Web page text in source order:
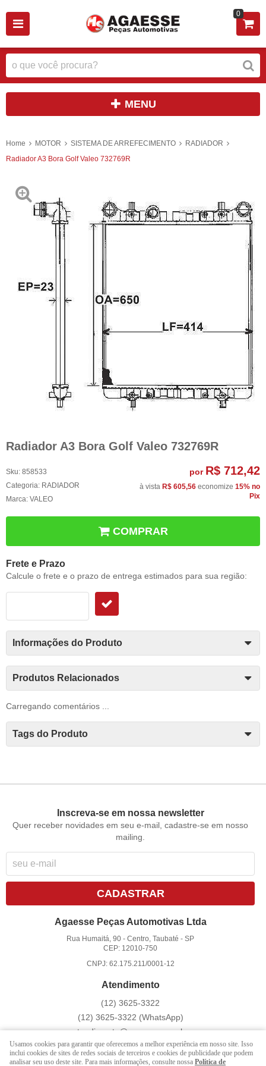
0
MENU
Home MOTOR SISTEMA DE ARREFECIMENTO
RADIADOR
Radiador A3 Bora Golf Valeo 732769R
Radiador A3 Bora Golf Valeo 732769R
Sku: 858533
Categoria: RADIADOR
Marca: VALEO
por R$ 712,42
à vista R$ 605,56 economize 15% no
Pix
COMPRAR
Frete e Prazo
Calcule o frete e o prazo de entrega estimados para sua região:
Informações do Produto
Produtos Relacionados
Carregando comentários ...
Tags do Produto
Inscreva-se em nossa newsletter
Quer receber novidades em seu e-mail, cadastre-se em nosso
mailing.
CADASTRAR
Agaesse Peças Automotivas Ltda
Rua Humaitá, 90 -Centro, Taubaté -SP
CEP: 12010-750
CNPJ: 62.175.211/0001-12
Atendimento
(12) 3625-3322
(12) 3625-3322 (WhatsApp)
atendimento@agaesse.com.br
Usamos cookies para garantir que oferecemos a melhor experiência em nosso site. Isso
inclui cookies de sites de redes sociais de terceiros e cookies de publicidade que podem
analisar seu uso deste site. Para mais informações, consulte nossa Política de